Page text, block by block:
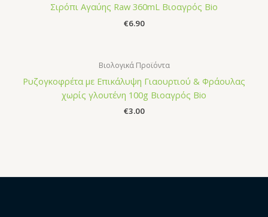
Σιρόπι Αγαύης Raw 360mL Βιοαγρός Bio
€6.90
Βιολογικά Προϊόντα
Ρυζογκοφρέτα με Επικάλυψη Γιαουρτιού & Φράουλας
χωρίς γλουτένη 100g Βιοαγρός Bio
€3.00